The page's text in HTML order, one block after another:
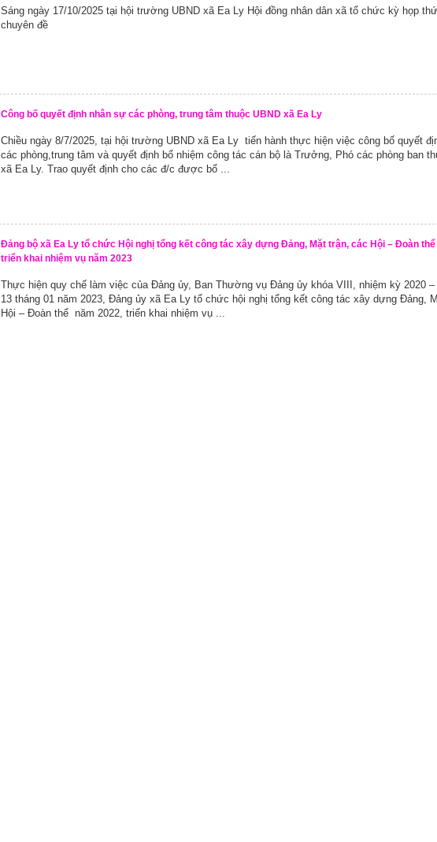
Sáng ngày 17/10/2025 tại hội trường UBND xã Ea Ly Hội đồng nhân dân xã tổ chức kỳ họp
chuyên đề
Công bố quyết định nhân sự các phòng, trung tâm thuộc UBND xã Ea Ly
Chiều ngày 8/7/2025, tại hội trường UBND xã Ea Ly tiến hành thực hiện việc công bố quyết
các phòng,trung tâm và quyết định bổ nhiệm công tác cán bộ là Trưởng, Phó các phòng ban
xã Ea Ly. Trao quyết định cho các đ/c được bổ ...
Đảng bộ xã Ea Ly tổ chức Hội nghị tổng kết công tác xây dựng Đảng, Mặt trận, các Hội – Đoàn
triển khai nhiệm vụ năm 2023
Thực hiện quy chế làm việc của Đảng ủy, Ban Thường vụ Đảng ủy khóa VIII, nhiệm kỳ 2020 –
13 tháng 01 năm 2023, Đảng ủy xã Ea Ly tổ chức hội nghị tổng kết công tác xây dựng Đảng,
Hội – Đoàn thể năm 2022, triển khai nhiệm vụ ...